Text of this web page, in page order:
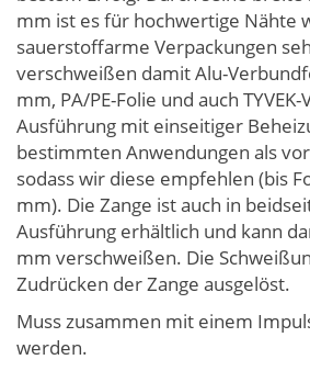
mm ist es für hochwertige Nähte
sauerstoffarme Verpackungen
verschweißen damit Alu-
mm, PA/PE-Folie und auch TYVEK-
Ausführung mit einseitiger
bestimmten Anwendungen als
sodass wir diese empfehlen (bis
mm). Die Zange ist auch in
Ausführung erhältlich und kann
mm verschweißen. Die
Zudrücken der Zange ausgelöst.
Muss zusammen mit einem
werden.